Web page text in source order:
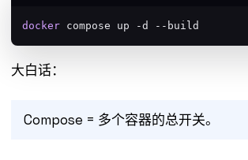
docker compose up -d --build
大白话：
Compose = 多个容器的总开关。